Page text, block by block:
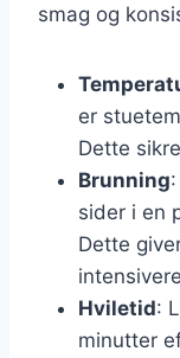
smag og
er
Dette
Brunning
sider i en
Dette
Hviletid:
minutter